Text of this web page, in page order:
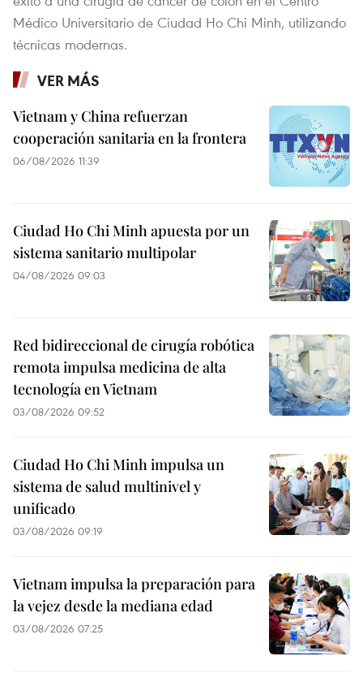
Médico Universitario de Ciudad Ho Chi Minh, utilizando
técnicas modernas.
VER MÁS
Vietnam y China refuerzan
cooperación sanitaria en la frontera
06/08/2026 11:39
Ciudad Ho Chi Minh apuesta por un
sistema sanitario multipolar
04/08/2026 09:03
Red bidireccional de cirugía robótica
remota impulsa medicina de alta
tecnología en Vietnam
03/08/2026 09:52
Ciudad Ho Chi Minh impulsa un
sistema de salud multinivel y
unificado
03/08/2026 09:19
Vietnam impulsa la preparación para
la vejez desde la mediana edad
03/08/2026 07:25